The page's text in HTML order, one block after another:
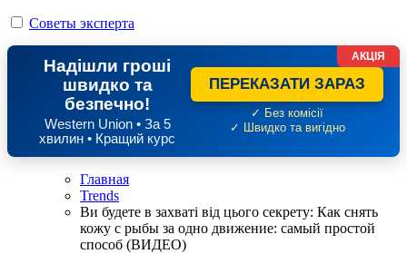
Советы эксперта
Надішли гроші
швидко та
безпечно!
Western Union • За 5
хвилин • Кращий курс
ПЕРЕКАЗАТИ ЗАРАЗ
✓ Без комісії
✓ Швидко та вигідно
АКЦІЯ
Главная
Trends
Ви будете в захваті від цього секрету: Как снять
кожу с рыбы за одно движение: самый простой
способ (ВИДЕО)